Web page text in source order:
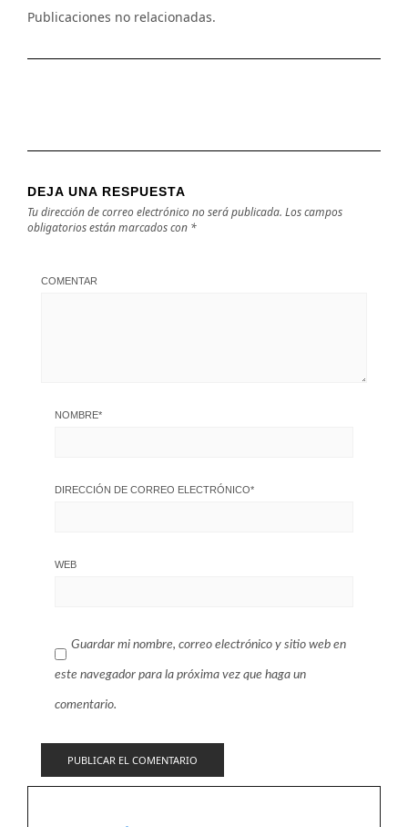
Publicaciones no relacionadas.
DEJA UNA RESPUESTA
Tu dirección de correo electrónico no será publicada. Los campos
obligatorios están marcados con *
COMENTAR
NOMBRE*
DIRECCIÓN DE CORREO ELECTRÓNICO*
WEB
Guardar mi nombre, correo electrónico y sitio web en
este navegador para la próxima vez que haga un
comentario.